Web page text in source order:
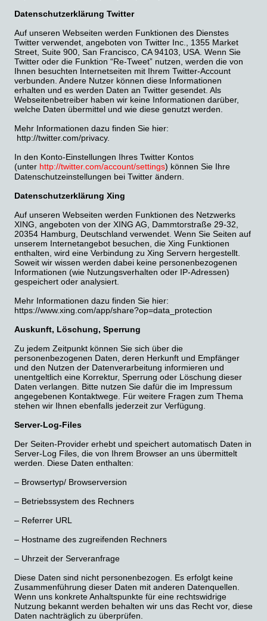
Datenschutzerklärung Twitter
Auf unseren Webseiten werden Funktionen des Dienstes
Twitter verwendet, angeboten von Twitter Inc., 1355 Market
Street, Suite 900, San Francisco, CA 94103, USA. Wenn Sie
Twitter oder die Funktion “Re-Tweet” nutzen, werden die von
Ihnen besuchten Internetseiten mit Ihrem Twitter-Account
verbunden. Andere Nutzer können diese Informationen
erhalten und es werden Daten an Twitter gesendet. Als
Webseitenbetreiber haben wir keine Informationen darüber,
welche Daten übermittel und wie diese genutzt werden.
Mehr Informationen dazu finden Sie hier:
http://twitter.com/privacy.
In den Konto-Einstellungen Ihres Twitter Kontos
(unter http://twitter.com/account/settings) können Sie Ihre
Datenschutzeinstellungen bei Twitter ändern.
Datenschutzerklärung Xing
Auf unseren Webseiten werden Funktionen des Netzwerks
XING, angeboten von der XING AG, Dammtorstraße 29-32,
20354 Hamburg, Deutschland verwendet. Wenn Sie Seiten auf
unserem Internetangebot besuchen, die Xing Funktionen
enthalten, wird eine Verbindung zu Xing Servern hergestellt.
Soweit wir wissen werden dabei keine personenbezogenen
Informationen (wie Nutzungsverhalten oder IP-Adressen)
gespeichert oder analysiert.
Mehr Informationen dazu finden Sie hier:
https://www.xing.com/app/share?op=data_protection
Auskunft, Löschung, Sperrung
Zu jedem Zeitpunkt können Sie sich über die
personenbezogenen Daten, deren Herkunft und Empfänger
und den Nutzen der Datenverarbeitung informieren und
unentgeltlich eine Korrektur, Sperrung oder Löschung dieser
Daten verlangen. Bitte nutzen Sie dafür die im Impressum
angegebenen Kontaktwege. Für weitere Fragen zum Thema
stehen wir Ihnen ebenfalls jederzeit zur Verfügung.
Server-Log-Files
Der Seiten-Provider erhebt und speichert automatisch Daten in
Server-Log Files, die von Ihrem Browser an uns übermittelt
werden. Diese Daten enthalten:
– Browsertyp/ Browserversion
– Betriebssystem des Rechners
– Referrer URL
– Hostname des zugreifenden Rechners
– Uhrzeit der Serveranfrage
Diese Daten sind nicht personenbezogen. Es erfolgt keine
Zusammenführung dieser Daten mit anderen Datenquellen.
Wenn uns konkrete Anhaltspunkte für eine rechtswidrige
Nutzung bekannt werden behalten wir uns das Recht vor, diese
Daten nachträglich zu überprüfen.